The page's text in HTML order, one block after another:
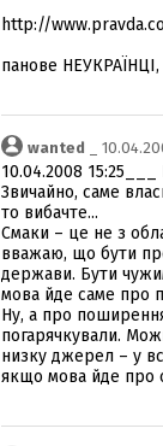
http://
панове
wanted _
10.04.2008
Звичайно, саме
то вибачте...
Смаки – це не з
вважаю, що бути
держави. Бути
мова йде саме про
Ну, а про
погарячкували.
низку джерел – у
якщо мова йде про